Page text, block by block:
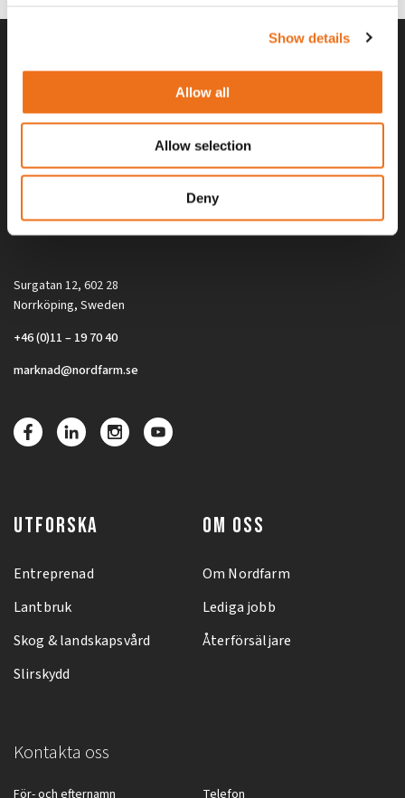
Show details
Allow all
Allow selection
Deny
Alla priser på tillbehör och tillval gäller vid köp av ny maskin. Priserna
gäller inte vid köp av enskild produkt, till exempel
Surgatan 12, 602 28
Norrköping, Sweden
+46 (0)11 – 19 70 40
marknad@nordfarm.se
UTFORSKA
Entreprenad
Lantbruk
Skog & landskapsvård
Slirskydd
OM OSS
Om Nordfarm
Lediga jobb
Återförsäljare
Kontakta oss